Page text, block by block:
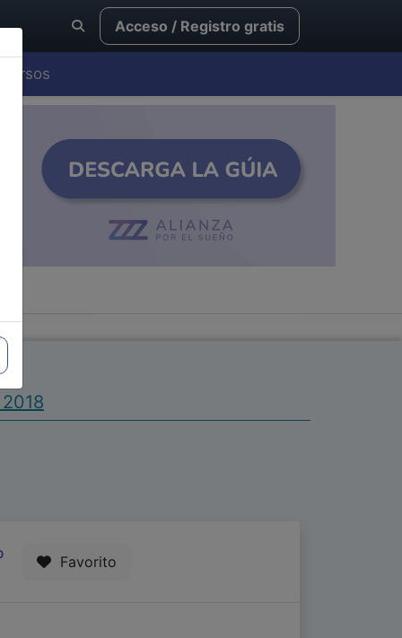
Acceso / Registro gratis
Cursos
Favorito